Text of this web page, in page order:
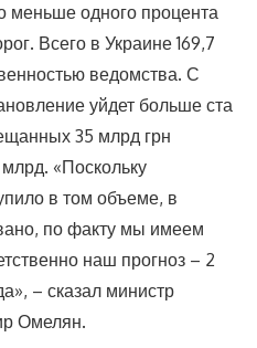
меньше одного процента
Всего в Украине 169,7
ведомства. С
уйдет больше ста
35 млрд грн
«Поскольку
в том объеме, в
по факту мы имеем
наш прогноз – 2
– сказал министр
Омелян.